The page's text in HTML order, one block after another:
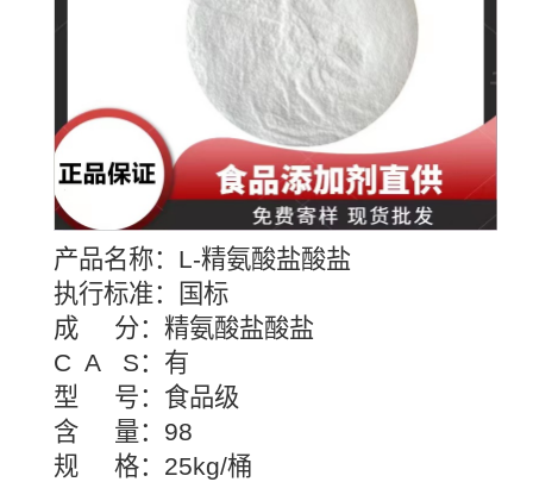
产品名称：L-精氨酸盐酸盐
执行标准：国标
成 分：精氨酸盐酸盐
C A S：有
型 号：食品级
含 量：98
规 格：25kg/桶